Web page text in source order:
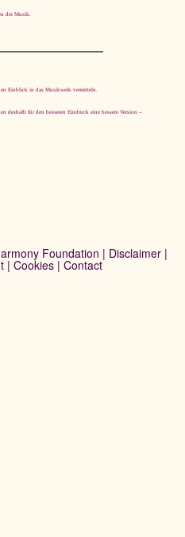
der Musik.
Einblick in das Musikwerk vermitteln.
deshalb für den besseren Eindruck eine bessere Version –
Foundation | Disclaimer|
| Cookies| Contact